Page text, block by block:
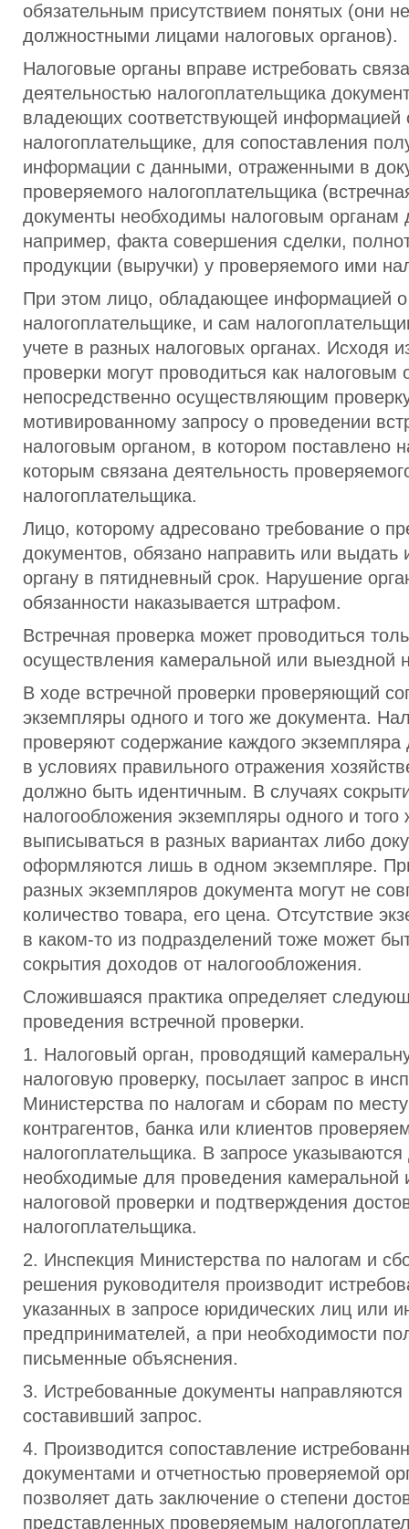
обязательным присутствием понятых (они
должностными лицами налоговых органов).
Налоговые органы вправе истребовать
деятельностью налогоплательщика
владеющих соответствующей информацией
налогоплательщике, для сопоставления
информации с данными, отраженными в
проверяемого налогоплательщика
документы необходимы налоговым органам
например, факта совершения сделки,
продукции (выручки) у проверяемого ими
При этом лицо, обладающее информацией о
налогоплательщике, и сам
учете в разных налоговых органах. Исходя
проверки могут проводиться как налоговым
непосредственно осуществляющим
мотивированному запросу о проведении
налоговым органом, в котором поставлено
которым связана деятельность
налогоплательщика.
Лицо, которому адресовано требование о
документов, обязано направить или выдать
органу в пятидневный срок. Нарушение
обязанности наказывается штрафом.
Встречная проверка может проводиться
осуществления камеральной или выездной
В ходе встречной проверки проверяющий
экземпляры одного и того же документа.
проверяют содержание каждого экземпляра
в условиях правильного отражения
должно быть идентичным. В случаях
налогообложения экземпляры одного и того
выписываться в разных вариантах либо
оформляются лишь в одном экземпляре.
разных экземпляров документа могут не
количество товара, его цена. Отсутствие
в каком-то из подразделений тоже может
сокрытия доходов от налогообложения.
Сложившаяся практика определяет
проведения встречной проверки.
1. Налоговый орган, проводящий
налоговую проверку, посылает запрос в
Министерства по налогам и сборам по месту
контрагентов, банка или клиентов
налогоплательщика. В запросе
необходимые для проведения камеральной
налоговой проверки и подтверждения
налогоплательщика.
2. Инспекция Министерства по налогам и
решения руководителя производит
указанных в запросе юридических лиц или
предпринимателей, а при необходимости
письменные объяснения.
3. Истребованные документы направляются
составивший запрос.
4. Производится сопоставление
документами и отчетностью проверяемой
позволяет дать заключение о степени
представленных проверяемым